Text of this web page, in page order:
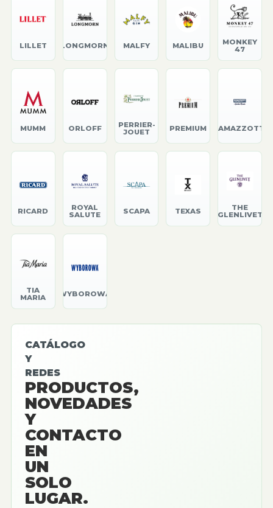
LILLET LONGMORN MALFY MALIBU
MONKEY
47
MUMM ORLOFF
PERRIER-
JOUET
PREMIUM RAMAZZOTTI
RICARD
ROYAL
SALUTE
SCAPA TEXAS
THE
GLENLIVET
TIA
MARIA
WYBOROWA
CATÁLOGO
Y
REDES
PRODUCTOS,
NOVEDADES
Y
CONTACTO
EN
UN
SOLO
LUGAR.